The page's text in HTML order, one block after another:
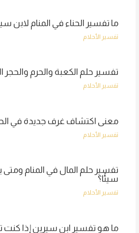
ما تفسير الحناء في المنام لابن
تفسير الأحلام
تفسير حلم الكعبة والحرم والحجر
تفسير الأحلام
معنى اكتشاف غرف جديدة في
تفسير الأحلام
تفسير حلم المال في المنام ومتى
سيئًا؟
تفسير الأحلام
ما هو تفسير ابن سيرين إذا كنت